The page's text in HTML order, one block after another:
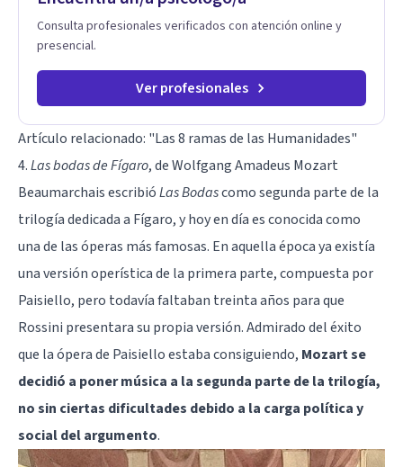
Consulta profesionales verificados con atención online y
presencial.
Ver profesionales
Artículo relacionado: "Las 8 ramas de las Humanidades"
4.Las bodas de Fígaro, de Wolfgang Amadeus Mozart
Beaumarchais escribióLas Bodascomo segunda parte de la
trilogía dedicada a Fígaro, y hoy en día es conocida como
una de las óperas más famosas. En aquella época ya existía
una versión operística de la primera parte, compuesta por
Paisiello, pero todavía faltaban treinta años para que
Rossini presentara su propia versión. Admirado del éxito
que la ópera de Paisiello estaba consiguiendo, Mozart se
decidió a poner música a la segunda parte de la trilogía,
no sin ciertas dificultades debido a la carga política y
social del argumento.